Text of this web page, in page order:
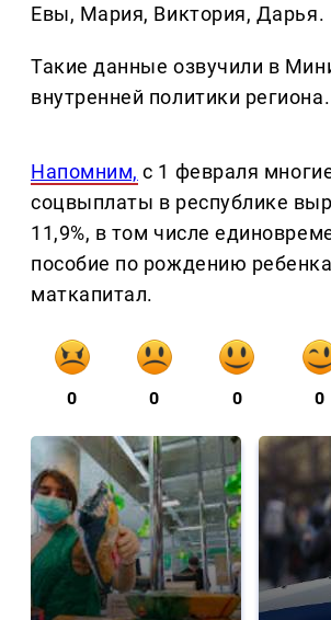
Евы, Мария, Виктория, Дарья.
Такие данные озвучили в
внутренней политики региона.
Напомним, с 1 февраля
соцвыплаты в республике
11,9%, в том числе
пособие по рождению
маткапитал.
0 0 0 0